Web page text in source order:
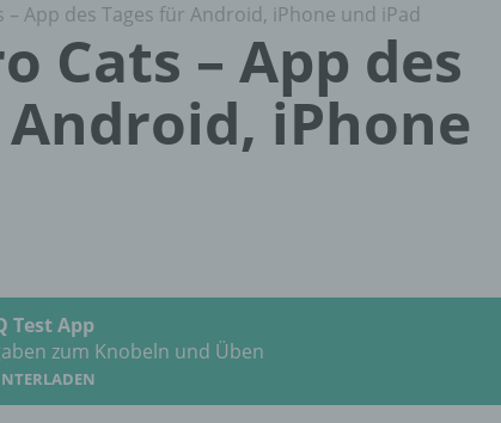
– App des Tages für Android, iPhone und iPad
Cats – App des
iPhone
Test App
zum Knobeln und Üben